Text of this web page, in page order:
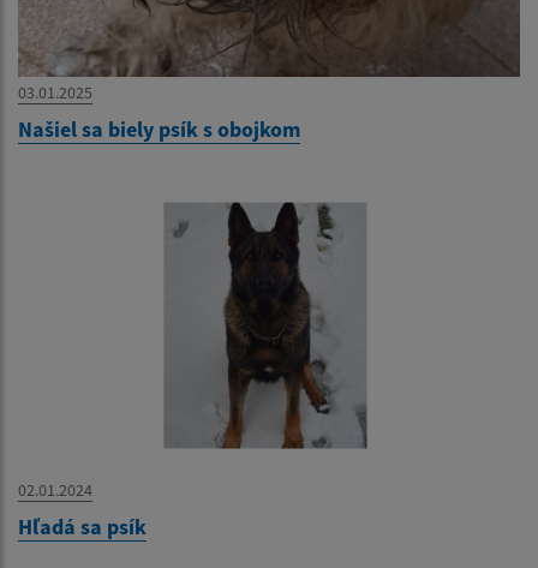
03.01.2025
Našiel sa biely psík s obojkom
02.01.2024
Hľadá sa psík